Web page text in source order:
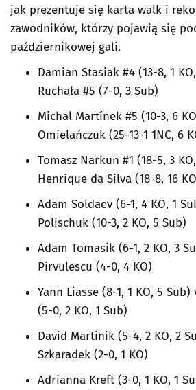
jak prezentuje się karta walk i
zawodników, którzy pojawią się
październikowej gali.
Damian Stasiak #4 (13-8, 1
Ruchała #5 (7-0, 3 Sub)
Michal Martínek #5 (10-3, 6
Omielańczuk (25-13-1 1NC, 6
Tomasz Narkun #1 (18-5, 3
Henrique da Silva (18-8, 16
Adam Soldaev (6-1, 4 KO, 1
Polischuk (10-3, 2 KO, 5 Sub)
Adam Tomasik (6-1, 2 KO, 3
Pirvulescu (4-0, 4 KO)
Yann Liasse (8-1, 1 KO, 5
(5-0, 2 KO, 1 Sub)
David Martinik (5-4, 2 KO, 2
Szkaradek (2-0, 1 KO)
Adrianna Kreft (3-0, 1 KO, 1